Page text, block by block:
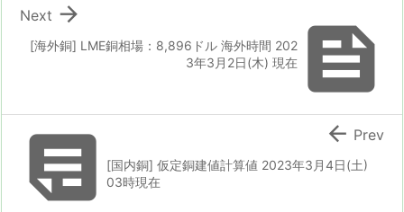

[海外銅] LME銅相場：8,896ドル 海外時間 202
3年3月2日(木) 現在

Next
[国内銅] 仮定銅建値計算値 2023年3月4日(土)
03時現在
 Prev